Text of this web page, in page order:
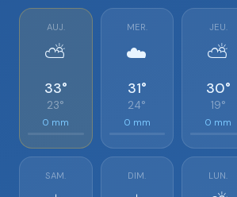
AUJ.
⛅
33°
23°
0 mm
MER.
☁️
31°
24°
0 mm
JEU.
⛅
30°
19°
0 mm
SAM. DIM. LUN.